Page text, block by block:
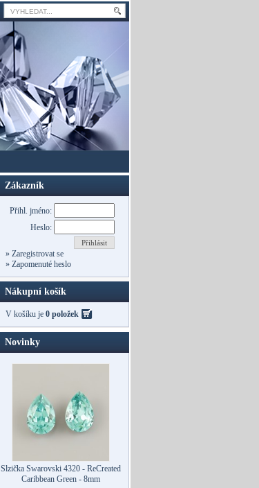
Zákazník
Přihl. jméno:
Heslo:
Přihlásit
»Zaregistrovat se
»Zapomenuté heslo
Nákupní košík
V košíku je 0 položek
Novinky
Slzička Swarovski 4320 - ReCreated
Caribbean Green - 8mm